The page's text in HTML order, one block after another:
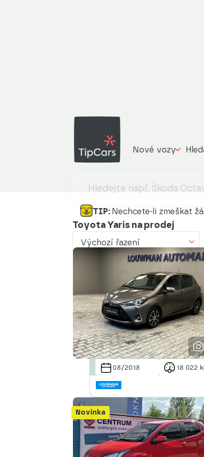
Nové vozy
TIP: Nechcete-li zmeškat
Toyota Yaris na prodej
Výchozí řazení
Výchozí řazení
Od nejlevnějšího
Od nejdražšího
Od nejmenšího nájezdu
Od nejvyššího nájezdu
Od nejstaršího vozu
Od nejnovějšího vozu
Od nejnovějšího inzerátu
Od nejstaršího inzerátu
Abecedně od A do Z
08/2018 18 022
Novinka